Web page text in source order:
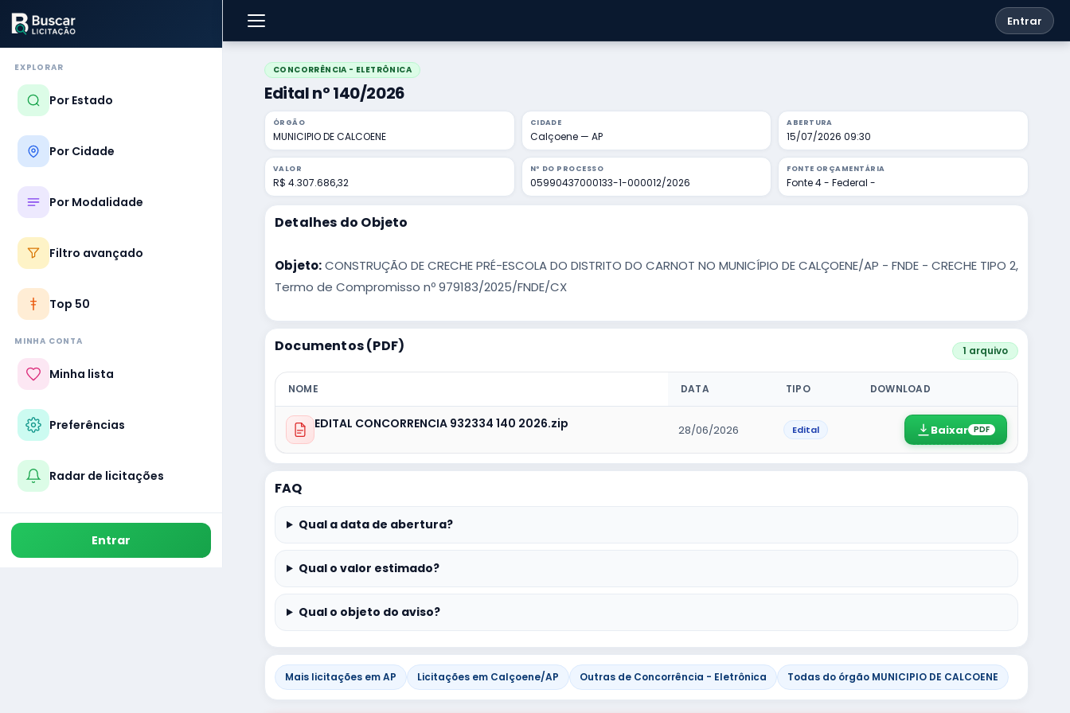
Entrar
EXPLORAR
Por Estado
Por Cidade
Por Modalidade
Filtro avançado
Top 50
MINHA CONTA
Minha lista
Preferências
Radar de licitações
Entrar
CONCORRÊNCIA - ELETRÔNICA
Edital nº 140/2026
ÓRGÃO
MUNICIPIO DE CALCOENE
CIDADE
Calçoene — AP
ABERTURA
15/07/2026 09:30
VALOR
R$ 4.307.686,32
Nº DO PROCESSO
05990437000133-1-000012/2026
FONTE ORÇAMENTÁRIA
Fonte 4 - Federal -
Detalhes do Objeto
Objeto:CONSTRUÇÃO DE CRECHE PRÉ-ESCOLA DO DISTRITO DO CARNOT NO MUNICÍPIO DE CALÇOENE/AP - FNDE - CRECHE TIPO 2,
Termo de Compromisso nº 979183/2025/FNDE/CX
Documentos (PDF) 1 arquivo
NOME DATA TIPO DOWNLOAD
EDITAL CONCORRENCIA 932334 140 2026.zip 28/06/2026 Edital Baixar PDF
FAQ
Qual a data de abertura?
Qual o valor estimado?
Qual o objeto do aviso?
Mais licitações em AP Licitações em Calçoene/AP Outras de Concorrência - Eletrônica Todas do órgão MUNICIPIO DE CALCOENE